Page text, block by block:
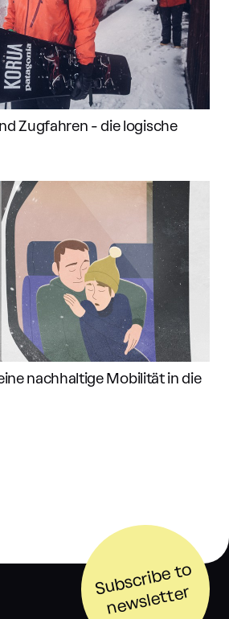
Zugfahren - die logische
nachhaltige Mobilität in die
S
u
b
s
cri
b
e t
o
n
e
w
sl
ett
er